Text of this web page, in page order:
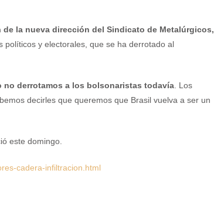
la nueva dirección del Sindicato de Metalúrgicos,
políticos y electorales, que se ha derrotado al
no derrotamos a los bolsonaristas todavía. Los
decirles que queremos que Brasil vuelva a ser un
este domingo.
cadera-infiltracion.html